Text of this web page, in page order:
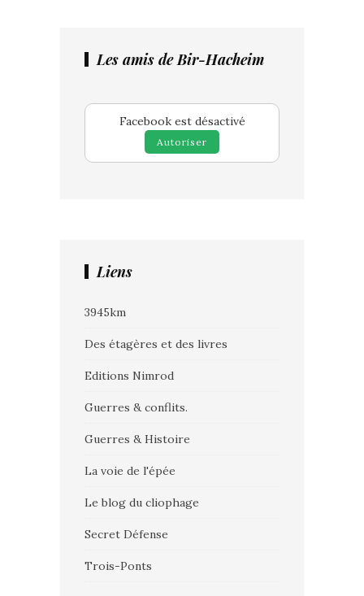
Les amis de Bir-Hacheim
Facebook est désactivé
Autoriser
Liens
3945km
Des étagères et des livres
Editions Nimrod
Guerres & conflits.
Guerres & Histoire
La voie de l'épée
Le blog du cliophage
Secret Défense
Trois-Ponts